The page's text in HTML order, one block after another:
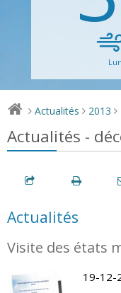
> Actualités > 2013 >
Actualités -
Actualités
Visite des états
19-12-